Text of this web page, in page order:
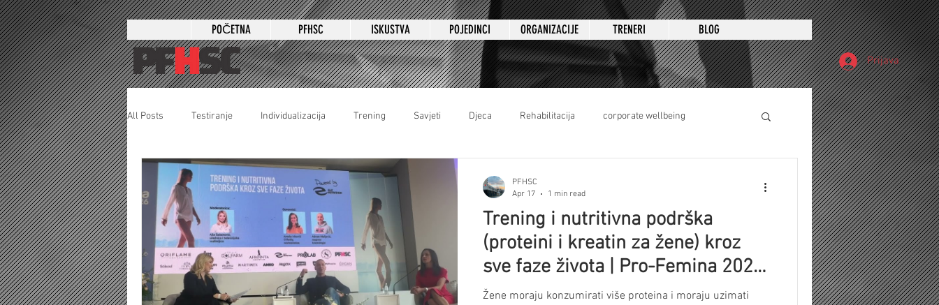
POČETNA PFHSC ISKUSTVA POJEDINCI ORGANIZACIJE TRENERI BLOG
Prijava
All Posts Testiranje Individualizacija Trening Savjeti Djeca Rehabilitacija corporate wellbeing
Zdravlje žene
Trening i nutritivna podrška
(proteini i kreatin za žene) kroz
sve faze života | Pro-Femina 2026
panel (Elite Nutrition)
Žene moraju konzumirati više proteina i moraju uzimati
PFHSC
Apr 17
1 min read